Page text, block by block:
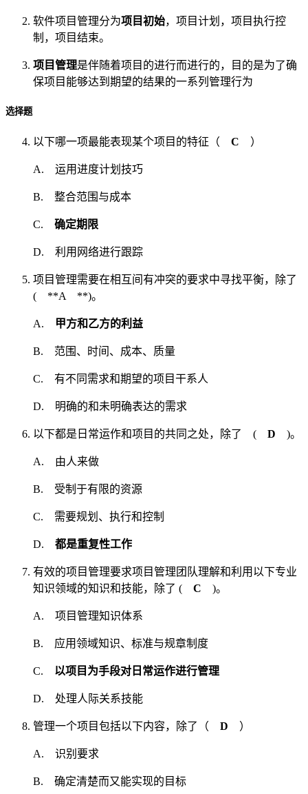
软件项目管理分为项目初始，项目计划，项目执行控
制，项目结束。
项目管理是伴随着项目的进行而进行的，目的是为了确
保项目能够达到期望的结果的一系列管理行为
选择题
以下哪一项最能表现某个项目的特征（ C ）
A. 运用进度计划技巧
B. 整合范围与成本
C. 确定期限
D. 利用网络进行跟踪
项目管理需要在相互间有冲突的要求中寻找平衡，除了
( **A **)。
A. 甲方和乙方的利益
B. 范围、时间、成本、质量
C. 有不同需求和期望的项目干系人
D. 明确的和未明确表达的需求
以下都是日常运作和项目的共同之处，除了 ( D )。
A. 由人来做
B. 受制于有限的资源
C. 需要规划、执行和控制
D. 都是重复性工作
有效的项目管理要求项目管理团队理解和利用以下专业
知识领域的知识和技能，除了 ( C )。
A. 项目管理知识体系
B. 应用领域知识、标准与规章制度
C. 以项目为手段对日常运作进行管理
D. 处理人际关系技能
管理一个项目包括以下内容，除了（ D ）
A. 识别要求
B. 确定清楚而又能实现的目标